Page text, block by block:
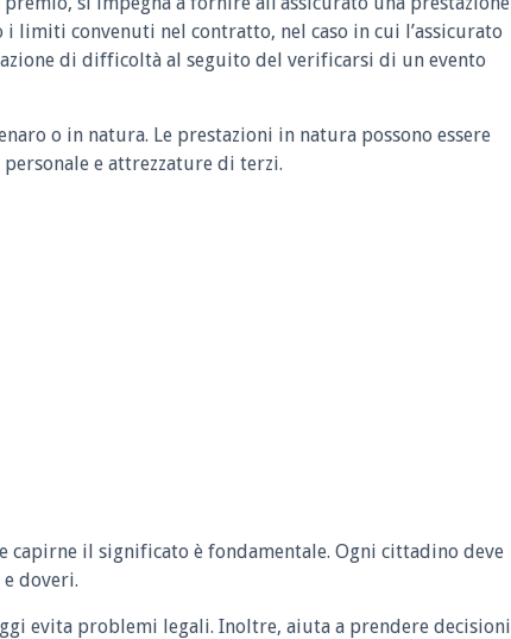
limiti convenuti nel contratto, nel caso in cui l’assicurato
di difficoltà al seguito del verificarsi di un evento
o in natura. Le prestazioni in natura possono essere
e attrezzature di terzi.
capirne il significato è fondamentale. Ogni cittadino deve
doveri.
evita problemi legali. Inoltre, aiuta a prendere decisioni